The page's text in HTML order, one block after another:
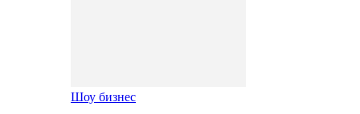
Шоу бизнес